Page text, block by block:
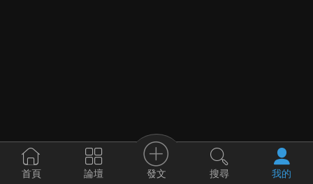
首頁 論壇 發文 搜尋 我的